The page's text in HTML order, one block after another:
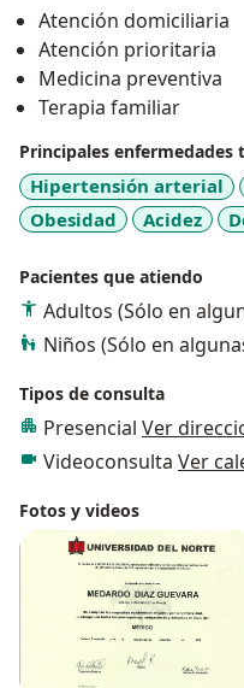
Atención domiciliaria
Atención prioritaria
Medicina preventiva
Terapia familiar
Principales enfermedades
Hipertensión arterial
Obesidad
Acidez
Pacientes que atiendo
Adultos (Sólo en
Niños (Sólo en
Tipos de consulta
Presencial Ver
Videoconsulta Ver
Fotos y videos